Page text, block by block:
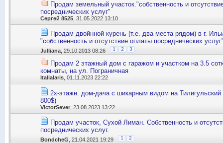
Продам земельный участок."собственность и
посреднических услуг"
Сергей 8525 , 31.05.2022 13:10
Продам двойнной курень (т.е. два места рядом) в г.
"собственность и отсутствие оплаты посреднических
Julliana , 29.10.2013 08:26 1 2 3
Продам 2 этажный дом с гаражом и участком на 3.5
комнаты, на ул. Пограничная
Italialaris , 01.11.2023 22:22
2х-этажн. дом-дача с шикарным видом на Тилигульский
800$)
VictorSever , 23.08.2023 13:22
Продам участок, Сухой Лиман. Собственность и
посреднических услуг.
BondcheG , 21.04.2021 19:29 1 2